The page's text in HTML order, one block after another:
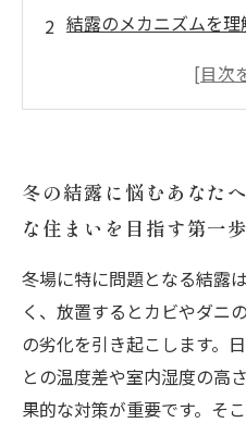
結露のメカニズムを
最新技術で差がつく
ントを徹底解説
実践編：窓リフォーム
健康と住宅寿命を守
結露対策はこれで完
の秘訣を紹介
まとめ：結露防止に効
も快適・健康な暮ら
冬の結露に悩むあなた
な住まいを目指す第一歩
冬場に特に問題となる結露
く、放置するとカビやダニ
の劣化を引き起こします。
との温度差や室内湿度の高
果的な対策が重要です。そ